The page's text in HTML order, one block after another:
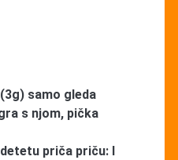
samo gleda
s njom, pička
priča priču: I